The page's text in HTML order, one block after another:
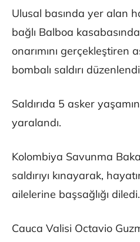
Ulusal basında yer alan
bağlı Balboa
onarımını gerçekleştiren
bombalı saldırı
Saldırıda 5 asker
yaralandı.
Kolombiya Savunma
saldırıyı kınayarak,
ailelerine başsağlığı diledi.
Cauca Valisi Octavio